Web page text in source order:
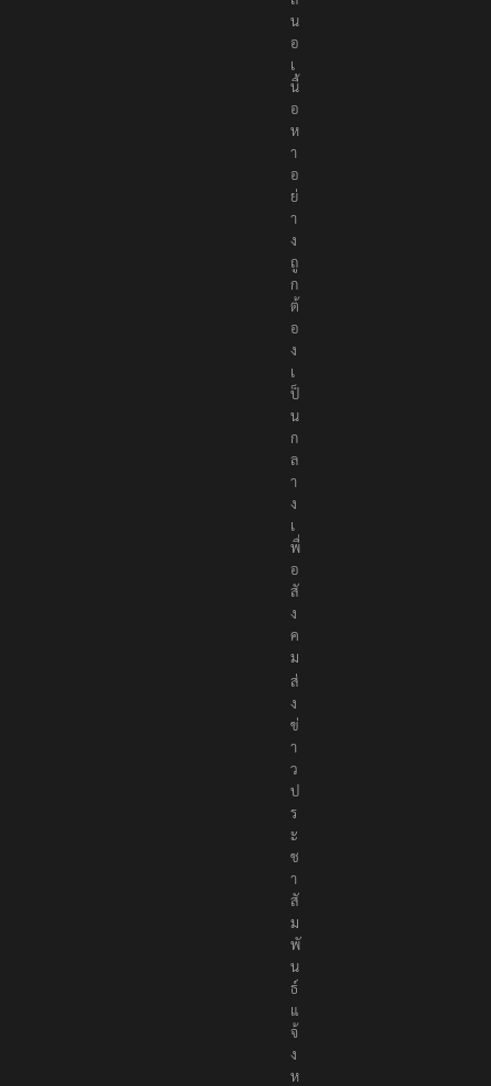
ส
น
อ
เ
นื้
อ
ห
า
อ
ย่
า
ง
ถู
ก
ต้
อ
ง
เ
ป็
น
ก
ล
า
ง
เ
พื่
อ
สั
ง
ค
ม
ส่
ง
ข่
า
ว
ป
ร
ะ
ช
า
สั
ม
พั
น
ธ์
แ
จ้
ง